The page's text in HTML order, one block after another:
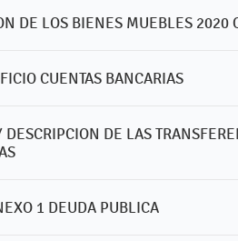
DE LOS BIENES MUEBLES
CUENTAS BANCARIAS
DE LAS
1 DEUDA PUBLICA